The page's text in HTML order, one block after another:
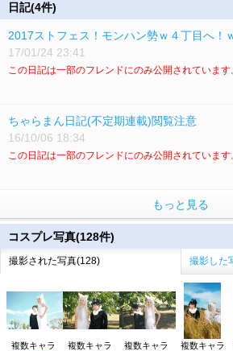
日記(4件)
2017ストフェス！モンハン勢ｗ４丁目へ！
17/01/24 23:41
この日記は一部のフレンドにのみ公開されています
ちゃらまん日記(不定期連載)閲覧注意
16/10/06 18:34
この日記は一部のフレンドにのみ公開されています
もっと見る
コスプレ写真(128件)
撮影された写真(128) 撮影した
複数キャラ 複数キャラ 複数キャラ 複数キャラ